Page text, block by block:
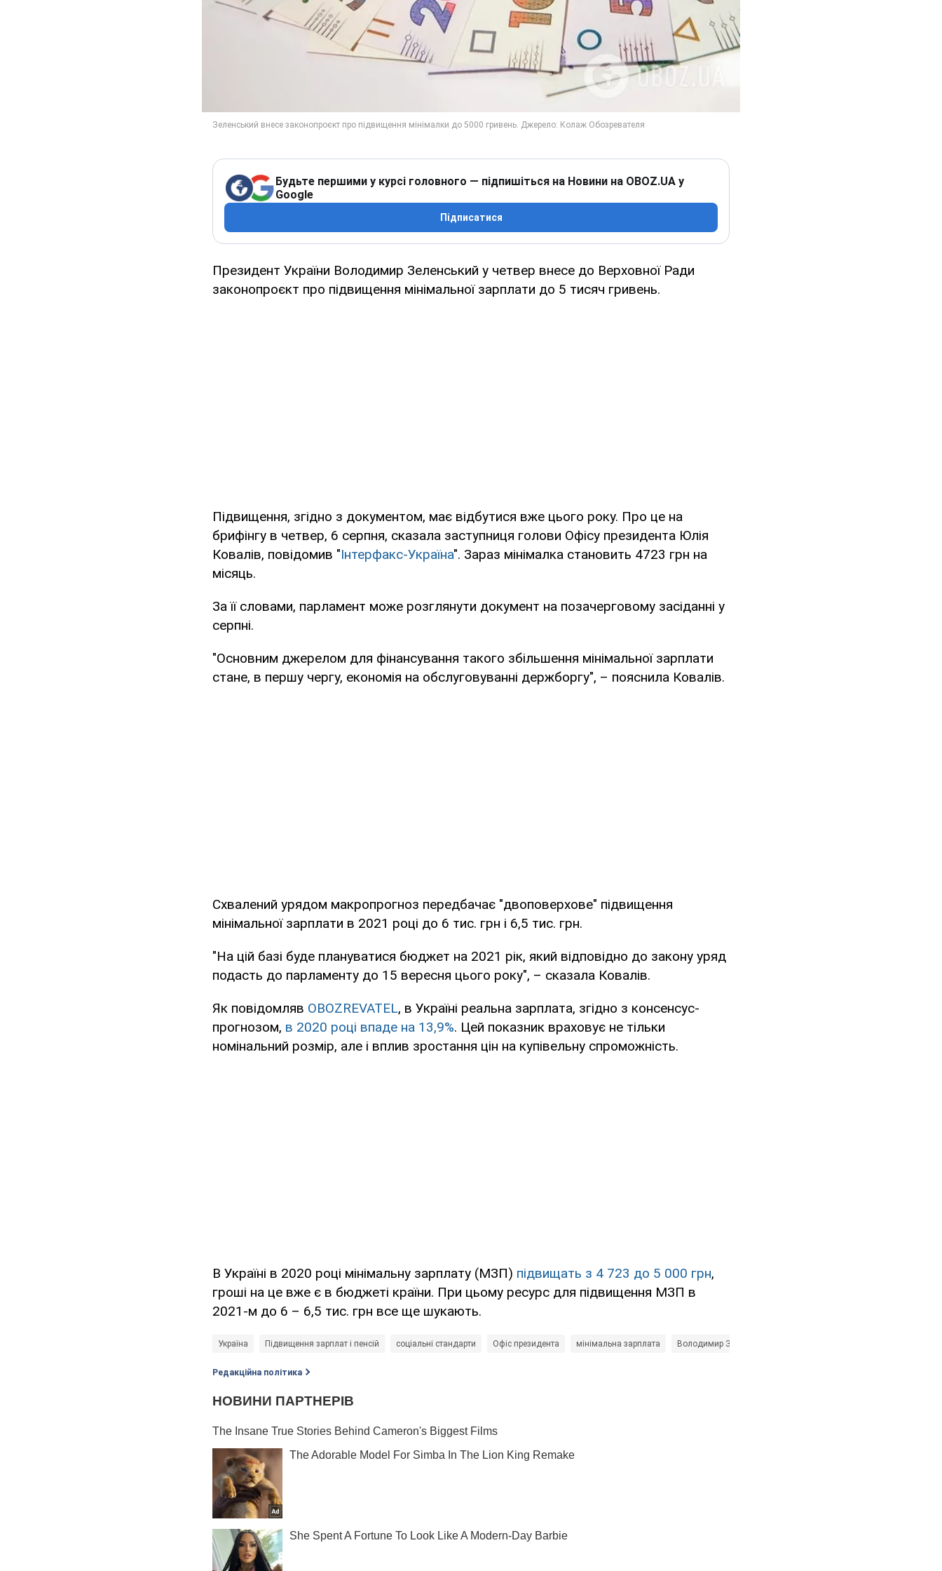
Будьте першими у курсі головного — підпишіться на Новини на OBOZ.UA у
Google
Підписатися
Президент України Володимир Зеленський у четвер внесе до Верховної Ради
законопроєкт про підвищення мінімальної зарплати до 5 тисяч гривень.
Підвищення, згідно з документом, має відбутися вже цього року. Про це на
брифінгу в четвер, 6 серпня, сказала заступниця голови Офісу президента Юлія
Ковалів, повідомив "Інтерфакс-Україна". Зараз мінімалка становить 4723 грн на
місяць.
За її словами, парламент може розглянути документ на позачерговому засіданні у
серпні.
"Основним джерелом для фінансування такого збільшення мінімальної зарплати
стане, в першу чергу, економія на обслуговуванні держборгу", – пояснила Ковалів.
Схвалений урядом макропрогноз передбачає "двоповерхове" підвищення
мінімальної зарплати в 2021 році до 6 тис. грн і 6,5 тис. грн.
"На цій базі буде плануватися бюджет на 2021 рік, який відповідно до закону уряд
подасть до парламенту до 15 вересня цього року", – сказала Ковалів.
Як повідомляв OBOZREVATEL, в Україні реальна зарплата, згідно з консенсус-
прогнозом, в 2020 році впаде на 13,9%. Цей показник враховує не тільки
номінальний розмір, але і вплив зростання цін на купівельну спроможність.
В Україні в 2020 році мінімальну зарплату (МЗП) підвищать з 4 723 до 5 000 грн,
гроші на це вже є в бюджеті країни. При цьому ресурс для підвищення МЗП в
2021-м до 6 – 6,5 тис. грн все ще шукають.
Україна Підвищення зарплат і пенсій соціальні стандарти Офіс президента мінімальна зарплата Володимир Зеленський
Редакційна політика